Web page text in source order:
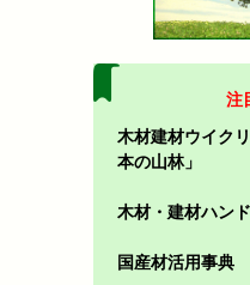
注
木材建材ウイク
本の山林」
木材・建材ハン
国産材活用事典